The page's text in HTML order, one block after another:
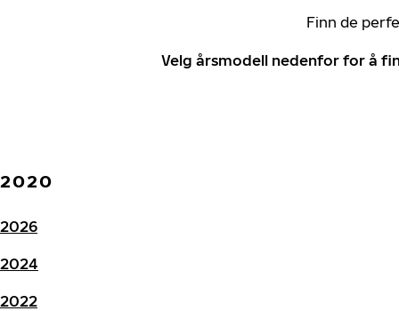
Finn de
Velg årsmodell nedenfor for å
2020
2026
2024
2022